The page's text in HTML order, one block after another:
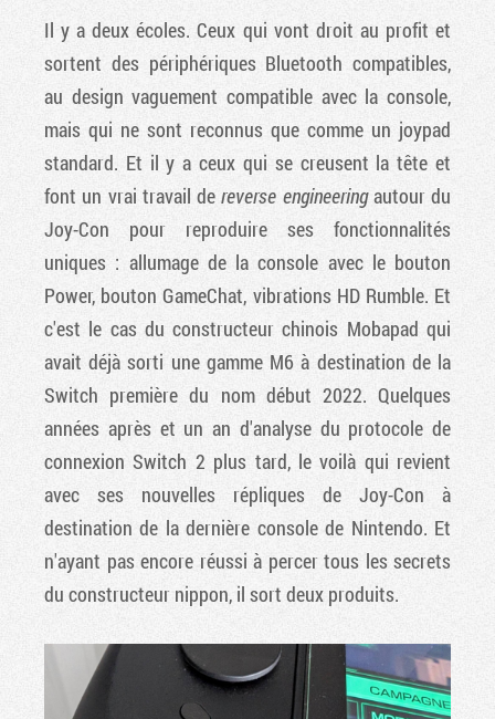
Il y a deux écoles. Ceux qui vont droit au profit et
sortent des périphériques Bluetooth compatibles,
au design vaguement compatible avec la console,
mais qui ne sont reconnus que comme un joypad
standard. Et il y a ceux qui se creusent la tête et
font un vrai travail dereverse engineeringautour du
Joy-Con pour reproduire ses fonctionnalités
uniques : allumage de la console avec le bouton
Power, bouton GameChat, vibrations HD Rumble. Et
c'est le cas du constructeur chinois Mobapad qui
avait déjà sorti une gamme M6 à destination de la
Switch première du nom début 2022. Quelques
années après et un an d'analyse du protocole de
connexion Switch 2 plus tard, le voilà qui revient
avec ses nouvelles répliques de Joy-Con à
destination de la dernière console de Nintendo. Et
n'ayant pas encore réussi à percer tous les secrets
du constructeur nippon, il sort deux produits.